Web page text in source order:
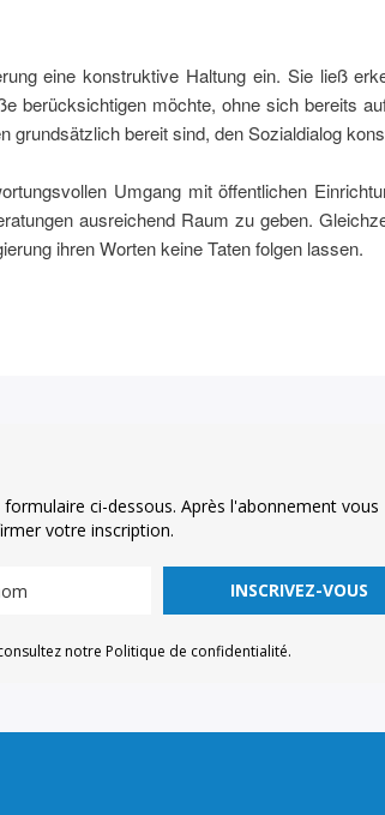
eine konstruktive Haltung ein. Sie ließ
berücksichtigen möchte, ohne sich bereits
bereit sind, den Sozialdialog
Umgang mit öffentlichen
ausreichend Raum zu geben.
ihren Worten keine Taten folgen lassen.
ci-dessous. Après l'abonnement vous
votre inscription.
INSCRIVEZ-VOUS
notre Politique de confidentialité.